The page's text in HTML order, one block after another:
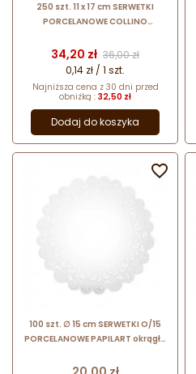
250 szt. 11 x 17 cm SERWETKI
PORCELANOWE COLLINO
z koronką
Cena
34,20 zł Cena podstawowa
36,00 zł
0,14 zł / 1 szt.
Najniższa cena z 30 dni przed
obniżką : 32,50 zł
Dodaj do koszyka
100 szt. ∅ 15 cm SERWETKI O/15
PORCELANOWE PAPILART okrągłe
Cena
